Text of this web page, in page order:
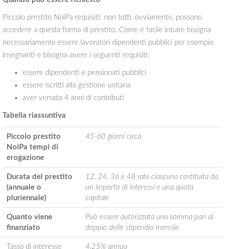
Piccolo prestito NoiPa requisiti: non tutti, ovviamente, possono
accedere a questa forma di prestito. Come è facile intuire bisogna
necessariamente essere lavoratori dipendenti pubblici per esempio
insegnanti e bisogna avere i seguenti requisiti:
essere dipendenti e pensionati pubblici
essere iscritti alla gestione unitaria
aver versato 4 anni di contributi
Tabella riassuntiva
Piccolo prestito
NoiPa tempi di
erogazione
45-60 giorni circa
Durata del prestito
(annuale o
pluriennale)
12, 24, 36 e 48 rate ciascuna costituita da
un importo di interessi e una quota
capitale
Quanto viene
finanziato
Può essere autorizzata una somma pari al
doppio dello stipendio mensile
Tasso di interesse
4,25% annuo